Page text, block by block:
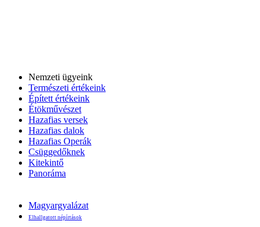
Nemzeti ügyeink
Természeti értékeink
Épített értékeink
Étökművészet
Hazafias versek
Hazafias dalok
Hazafias Operák
Csüggedőknek
Kitekintő
Panoráma
Magyargyalázat
Elhallgatott népírtások